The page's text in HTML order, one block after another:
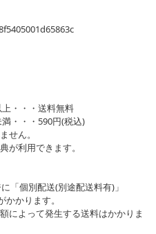
・・・送料無料
・・・590円(税込)
せん。
が利用できます。
「個別配送(別途配送料有)」
かります。
によって発生する送料はかかりま